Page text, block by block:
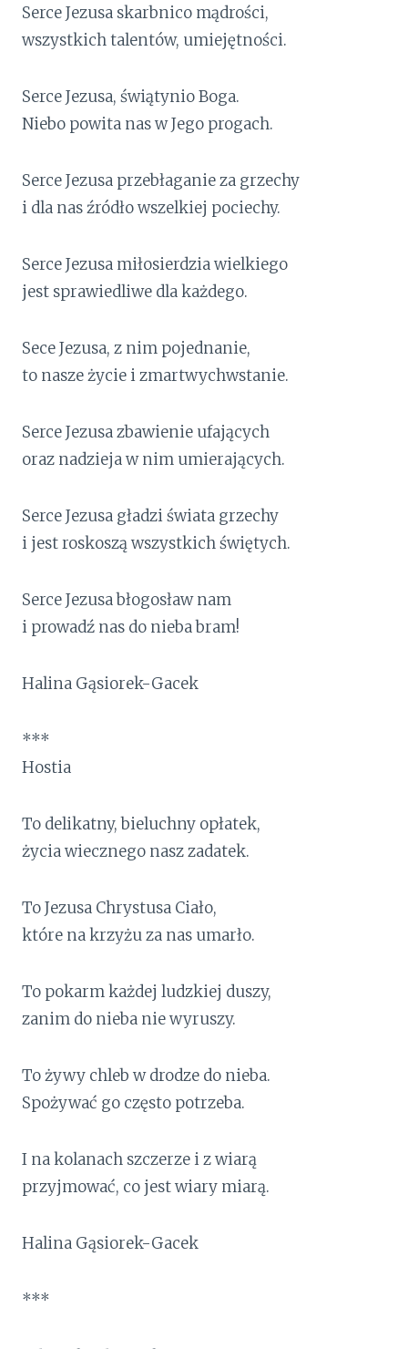
Serce Jezusa skarbnico mądrości,
wszystkich talentów, umiejętności.
Serce Jezusa, świątynio Boga.
Niebo powita nas w Jego progach.
Serce Jezusa przebłaganie za grzechy
i dla nas źródło wszelkiej pociechy.
Serce Jezusa miłosierdzia wielkiego
jest sprawiedliwe dla każdego.
Sece Jezusa, z nim pojednanie,
to nasze życie i zmartwychwstanie.
Serce Jezusa zbawienie ufających
oraz nadzieja w nim umierających.
Serce Jezusa gładzi świata grzechy
i jest roskoszą wszystkich świętych.
Serce Jezusa błogosław nam
i prowadź nas do nieba bram!
Halina Gąsiorek-Gacek
***
Hostia
To delikatny, bieluchny opłatek,
życia wiecznego nasz zadatek.
To Jezusa Chrystusa Ciało,
które na krzyżu za nas umarło.
To pokarm każdej ludzkiej duszy,
zanim do nieba nie wyruszy.
To żywy chleb w drodze do nieba.
Spożywać go często potrzeba.
I na kolanach szczerze i z wiarą
przyjmować, co jest wiary miarą.
Halina Gąsiorek-Gacek
***